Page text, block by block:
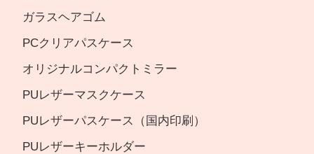
ガラスヘアゴム
PCクリアパスケース
オリジナルコンパクトミラー
PUレザーマスクケース
PUレザーパスケース（国内印刷）
PUレザーキーホルダー